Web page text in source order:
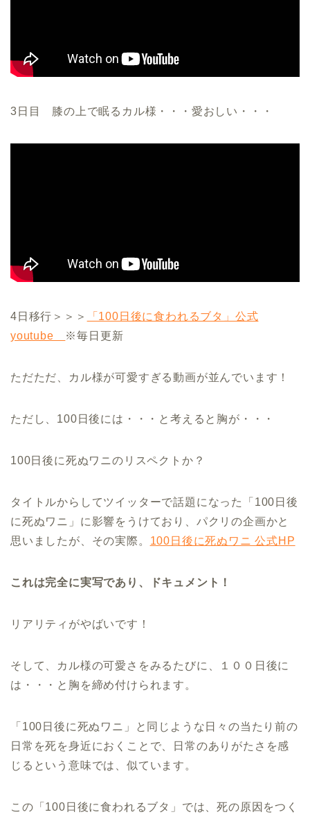
3日目 膝の上で眠るカル様・・・愛おしい・・・
4日移行＞＞＞
「100日後に食われるブタ」公式
youtube ※毎日更新
ただただ、カル様が可愛すぎる動画が並んでいます！
ただし、100日後には・・・と考えると胸が・・・
100日後に死ぬワニのリスペクトか？
タイトルからしてツイッターで話題になった「100日後
に死ぬワニ」に影響をうけており、パクリの企画かと
思いましたが、その実際。 100日後に死ぬワニ 公式HP
これは完全に実写であり、ドキュメント！
リアリティがやばいです！
そして、カル様の可愛さをみるたびに、１００日後に
は・・・と胸を締め付けられます。
「100日後に死ぬワニ」と同じような日々の当たり前の
日常を死を身近におくことで、日常のありがたさを感
じるという意味では、似ています。
この「100日後に食われるブタ」では、死の原因をつく